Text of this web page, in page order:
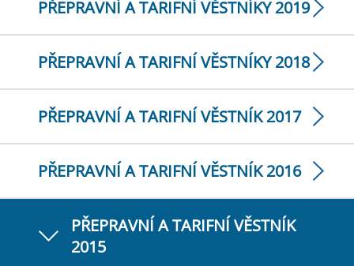
PŘEPRAVNÍ A TARIFNÍ VĚSTNÍKY 2019
PŘEPRAVNÍ A TARIFNÍ VĚSTNÍKY 2018
PŘEPRAVNÍ A TARIFNÍ VĚSTNÍK 2017
PŘEPRAVNÍ A TARIFNÍ VĚSTNÍK 2016
PŘEPRAVNÍ A TARIFNÍ VĚSTNÍK
2015